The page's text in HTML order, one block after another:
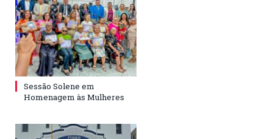
Sessão Solene em
Homenagem às Mulheres